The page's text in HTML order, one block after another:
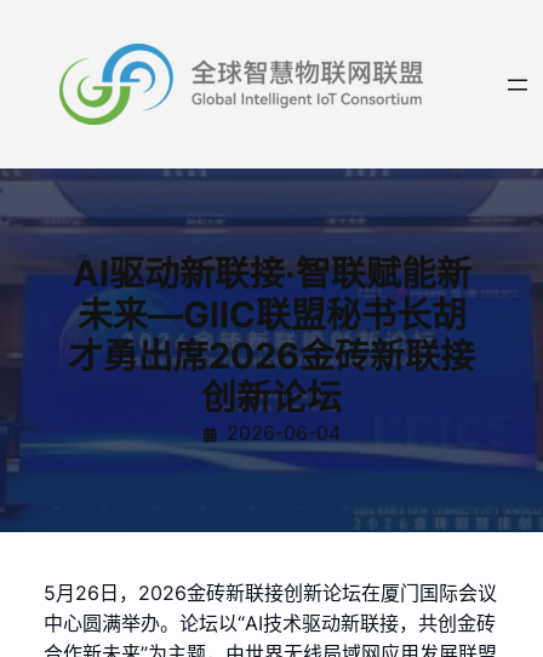
AI驱动新联接·智联赋能新
未来—GIIC联盟秘书长胡
才勇出席2026金砖新联接
创新论坛
2026-06-04
5月26日，2026金砖新联接创新论坛在厦门国际会议
中心圆满举办。论坛以“AI技术驱动新联接，共创金砖